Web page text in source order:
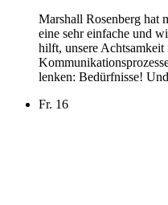
Marshall Rosenberg hat
eine sehr einfache und
hilft, unsere Achtsamkeit
lenken: Bedürfnisse!
Fr. 16